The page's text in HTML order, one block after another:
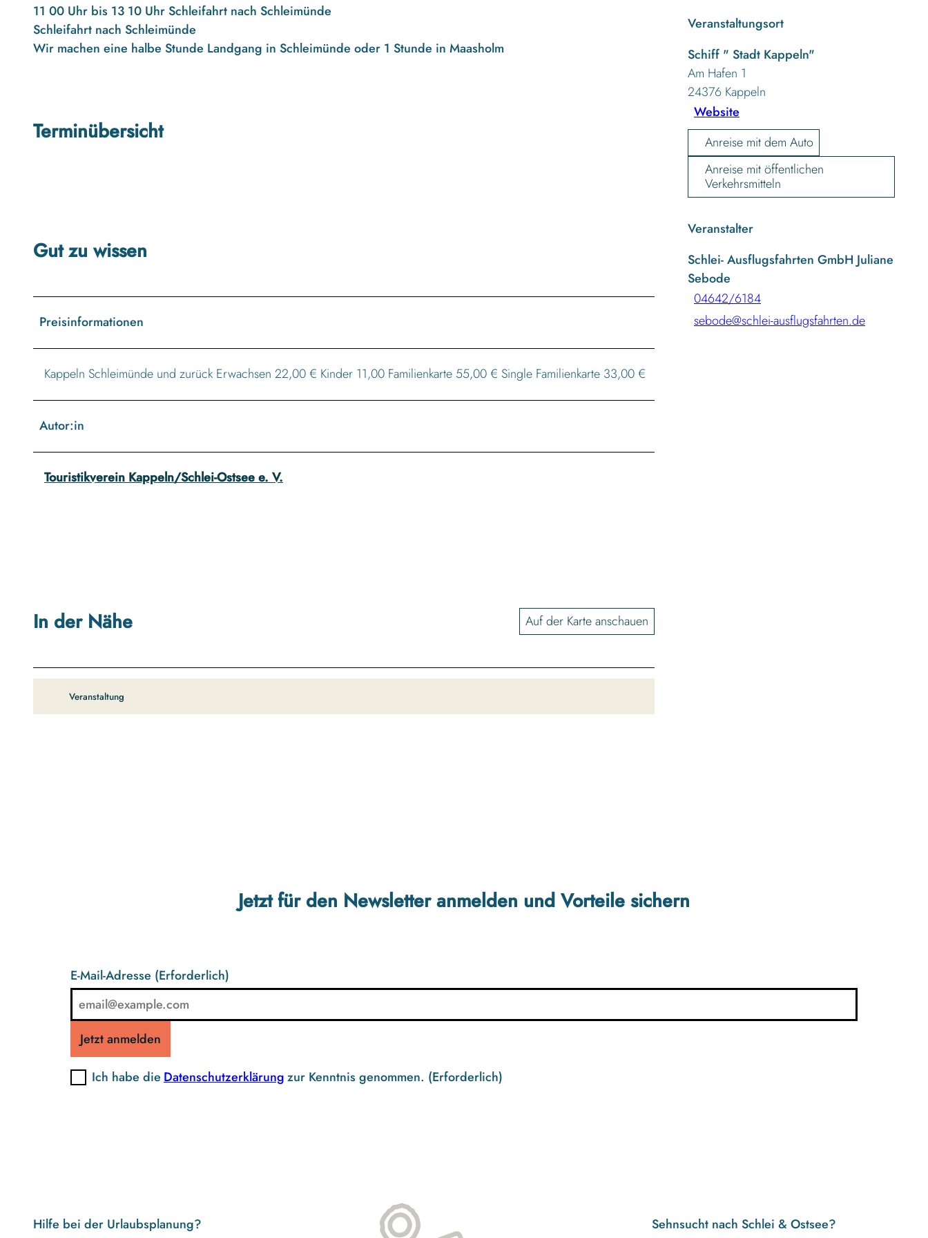
11 00 Uhr bis 13 10 Uhr Schleifahrt nach Schleimünde
Schleifahrt nach Schleimünde
Wir machen eine halbe Stunde Landgang in Schleimünde oder 1 Stunde in Maasholm
Terminübersicht
Gut zu wissen
Preisinformationen
Kappeln Schleimünde und zurück Erwachsen 22,00 € Kinder 11,00 Familienkarte 55,00 € Single Familienkarte 33,00 €
Autor:in
Touristikverein Kappeln/Schlei-Ostsee e. V.
In der Nähe Auf der Karte anschauen
Veranstaltung
Veranstaltungsort
Schiff " Stadt Kappeln"
Am Hafen 1
24376 Kappeln
Website
Anreise mit dem Auto
Anreise mit öffentlichen
Verkehrsmitteln
Veranstalter
Schlei- Ausflugsfahrten GmbH Juliane
Sebode
04642/6184
sebode@schlei-ausflugsfahrten.de
Jetzt für den Newsletter anmelden und Vorteile sichern
E-Mail-Adresse (Erforderlich)
Jetzt anmelden
Ich habe die Datenschutzerklärungzur Kenntnis genommen. (Erforderlich)
Hilfe bei der Urlaubsplanung? Sehnsucht nach Schlei & Ostsee?